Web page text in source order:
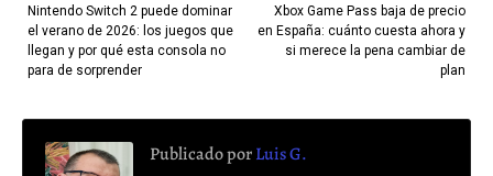
Xbox Game Pass baja de precio
en España: cuánto cuesta ahora y
si merece la pena cambiar de
plan
Nintendo Switch 2 puede dominar
el verano de 2026: los juegos que
llegan y por qué esta consola no
para de sorprender
Publicado porLuis G.